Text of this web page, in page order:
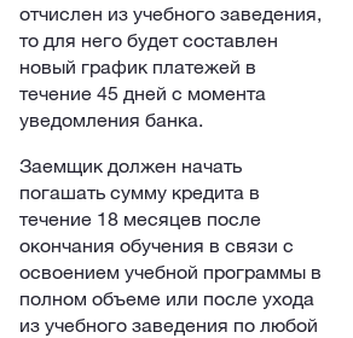
отчислен из учебного заведения,
то для него будет составлен
новый график платежей в
течение 45 дней с момента
уведомления банка.
Заемщик должен начать
погашать сумму кредита в
течение 18 месяцев после
окончания обучения в связи с
освоением учебной программы в
полном объеме или после ухода
из учебного заведения по любой